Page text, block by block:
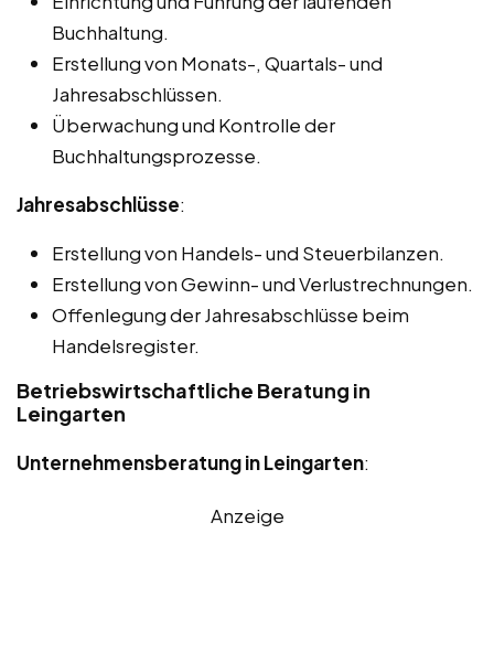
Buchhaltung.
Erstellung von Monats-, Quartals- und
Jahresabschlüssen.
Überwachung und Kontrolle der
Buchhaltungsprozesse.
Jahresabschlüsse:
Erstellung von Handels- und Steuerbilanzen.
Erstellung von Gewinn- und Verlustrechnungen.
Offenlegung der Jahresabschlüsse beim
Handelsregister.
Betriebswirtschaftliche Beratung in
Leingarten
Unternehmensberatung in Leingarten:
Anzeige